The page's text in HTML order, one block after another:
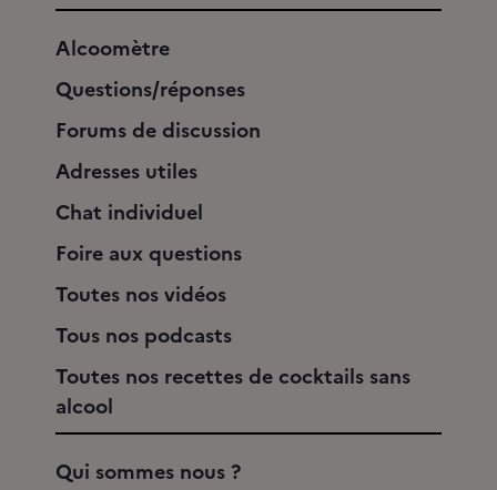
Alcoomètre
Questions/réponses
Forums de discussion
Adresses utiles
Chat individuel
Foire aux questions
Toutes nos vidéos
Tous nos podcasts
Toutes nos recettes de cocktails sans
alcool
Qui sommes nous ?